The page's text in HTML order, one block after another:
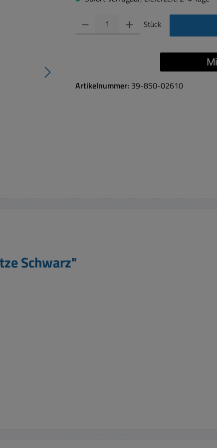
Produkt Anzahl: Gib den gewünschten Wert
Stück
Artikelnummer: 39-850-02610
Schwarz"